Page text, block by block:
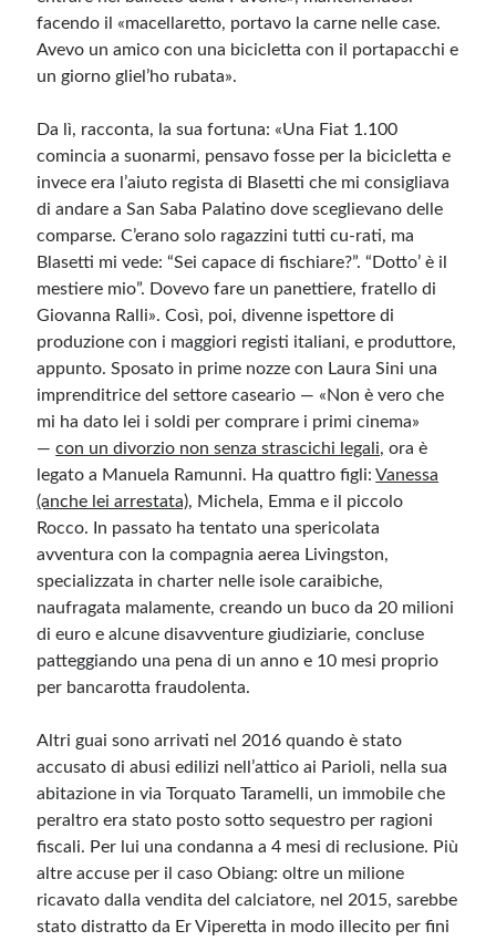
facendo il «macellaretto, portavo la carne nelle case.
Avevo un amico con una bicicletta con il portapacchi e
un giorno gliel’ho rubata».
Da lì, racconta, la sua fortuna: «Una Fiat 1.100
comincia a suonarmi, pensavo fosse per la bicicletta e
invece era l’aiuto regista di Blasetti che mi consigliava
di andare a San Saba Palatino dove sceglievano delle
comparse. C’erano solo ragazzini tutti cu-rati, ma
Blasetti mi vede: “Sei capace di fischiare?”. “Dotto’ è il
mestiere mio”. Dovevo fare un panettiere, fratello di
Giovanna Ralli». Così, poi, divenne ispettore di
produzione con i maggiori registi italiani, e produttore,
appunto. Sposato in prime nozze con Laura Sini una
imprenditrice del settore caseario — «Non è vero che
mi ha dato lei i soldi per comprare i primi cinema»
— con un divorzio non senza strascichi legali, ora è
legato a Manuela Ramunni. Ha quattro figli: Vanessa
(anche lei arrestata), Michela, Emma e il piccolo
Rocco. In passato ha tentato una spericolata
avventura con la compagnia aerea Livingston,
specializzata in charter nelle isole caraibiche,
naufragata malamente, creando un buco da 20 milioni
di euro e alcune disavventure giudiziarie, concluse
patteggiando una pena di un anno e 10 mesi proprio
per bancarotta fraudolenta.
Altri guai sono arrivati nel 2016 quando è stato
accusato di abusi edilizi nell’attico ai Parioli, nella sua
abitazione in via Torquato Taramelli, un immobile che
peraltro era stato posto sotto sequestro per ragioni
fiscali. Per lui una condanna a 4 mesi di reclusione. Più
altre accuse per il caso Obiang: oltre un milione
ricavato dalla vendita del calciatore, nel 2015, sarebbe
stato distratto da Er Viperetta in modo illecito per fini